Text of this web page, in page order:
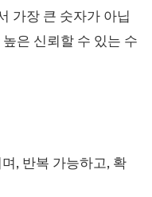
가장 큰 숫자가 아닙
은 신뢰할 수 있는 수
, 반복 가능하고, 확